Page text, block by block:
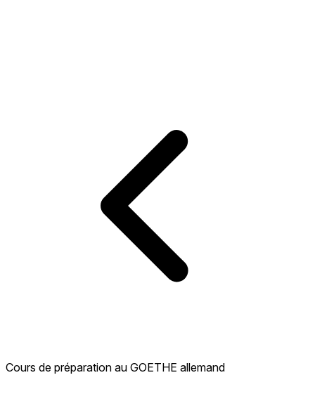
Cours de préparation au GOETHE allemand